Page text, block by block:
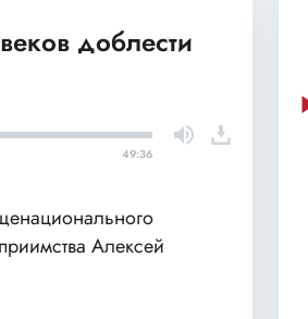
доблести
49:36
Алексей